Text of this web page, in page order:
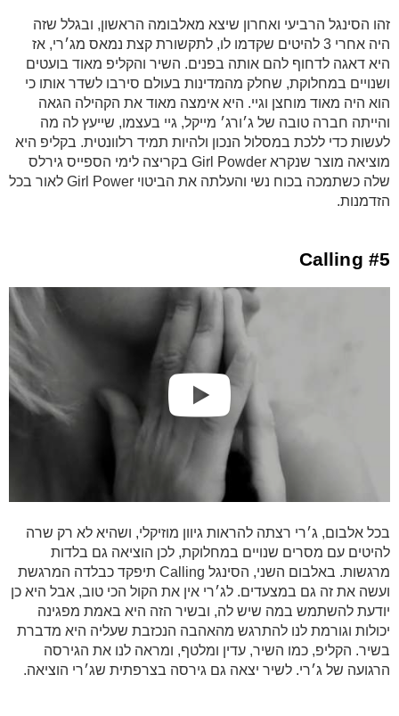
זהו הסינגל הרביעי ואחרון שיצא מאלבומה הראשון, ובגלל שזה
היה אחרי 3 להיטים שקדמו לו, לתקשורת קצת נמאס מג׳רי, אז
היא דאגה לדחוף להם אותה בפנים. השיר והקליפ מאוד בועטים
ושנויים במחלוקת, שחלק מהמדינות בעולם סירבו לשדר אותו כי
הוא היה מאוד מוחצן וגיי. היא אימצה מאוד את הקהילה הגאה
והייתה חברה טובה של ג׳ורג׳ מייקל, גיי בעצמו, שייעץ לה מה
לעשות כדי ללכת במסלול הנכון ולהיות תמיד רלוונטית. בקליפ היא
מוציאה מוצר שנקרא Girl Powder בקריצה לימי הספייס גירלס
שלה כשתמכה בכוח נשי והעלתה את הביטוי Girl Power לאור בכל
הזדמנות.
#5 Calling
בכל אלבום, ג׳רי רצתה להראות גיוון מוזיקלי, ושהיא לא רק שרה
להיטים עם מסרים שנויים במחלוקת, לכן הוציאה גם בלדות
מרגשות. באלבום השני, הסינגל Calling תיפקד כבלדה המרגשת
ועשה את זה גם במצעדים. לג׳רי אין את הקול הכי טוב, אבל היא כן
יודעת להשתמש במה שיש לה, ובשיר הזה היא באמת מפגינה
יכולות וגורמת לנו להתרגש מהאהבה הנכזבת שעליה היא מדברת
בשיר. הקליפ, כמו השיר, עדין ומלטף, ומראה לנו את הגירסה
הרגועה של ג׳רי. לשיר יצאה גם גירסה בצרפתית שג׳רי הוציאה.